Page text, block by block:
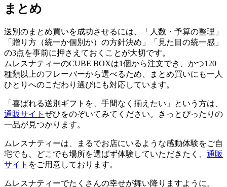
まとめ
送別のまとめ買いを成功させるには、「人数・予算の整理」
「贈り方（統一か個別か）の方針決め」「見た目の統一感」
の3点を事前に押さえておくことが大切です。
ムレスナティーのCUBE BOXは1個から注文でき、かつ120
種類以上のフレーバーから選べるため、まとめ買いにも一人
ひとりへのこだわり選びにも対応しています。
「喜ばれる送別ギフトを、手間なく揃えたい」という方は、
通販サイト ぜひをのぞいてみてください。きっとぴったりの
一品が見つかります。
ムレスナティーは、まるでお店にいるような感動体験をご自
宅でも、どこでも場所を選ばず体験していただきたく、 通販
サイト をご用意しております。
ムレスナティーでたくさんの幸せが舞い降りますように。